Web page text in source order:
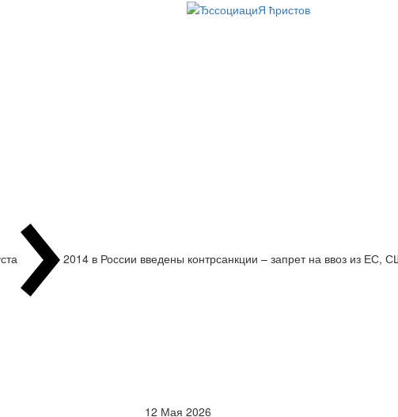
2014 в России введены контрсанкции – запрет на ввоз из
12 Мая 2026